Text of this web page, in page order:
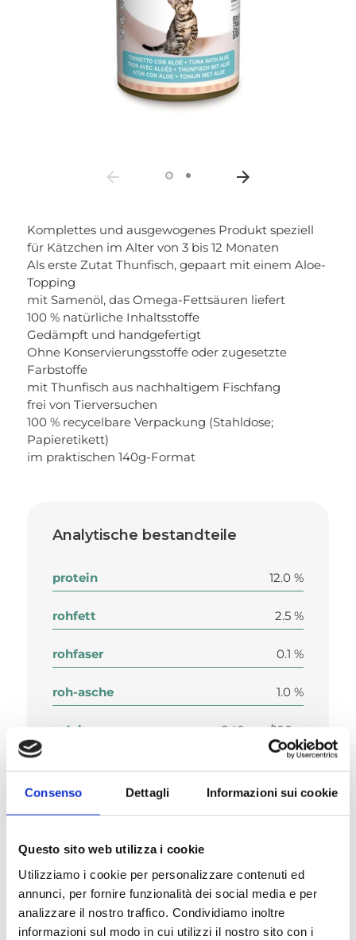
Consenso Dettagli Informazioni sui cookie
Questo sito web utilizza i cookie
Utilizziamo i cookie per personalizzare contenuti ed
annunci, per fornire funzionalità dei social media e per
analizzare il nostro traffico. Condividiamo inoltre
informazioni sul modo in cui utilizzi il nostro sito con i
Komplettes und ausgewogenes Produkt speziell
für Kätzchen im Alter von 3 bis 12 Monaten
Als erste Zutat Thunfisch, gepaart mit einem Aloe-
Topping
mit Samenöl, das Omega-Fettsäuren liefert
100 % natürliche Inhaltsstoffe
Gedämpft und handgefertigt
Ohne Konservierungsstoffe oder zugesetzte
Farbstoffe
mit Thunfisch aus nachhaltigem Fischfang
frei von Tierversuchen
100 % recycelbare Verpackung (Stahldose;
Papieretikett)
im praktischen 140g-Format
Analytische bestandteile
protein 12.0 %
rohfett 2.5 %
rohfaser 0.1 %
roh-asche 1.0 %
calcium 240 mg/100 g
phosphor 200 mg/100 g
Zusammensetzung